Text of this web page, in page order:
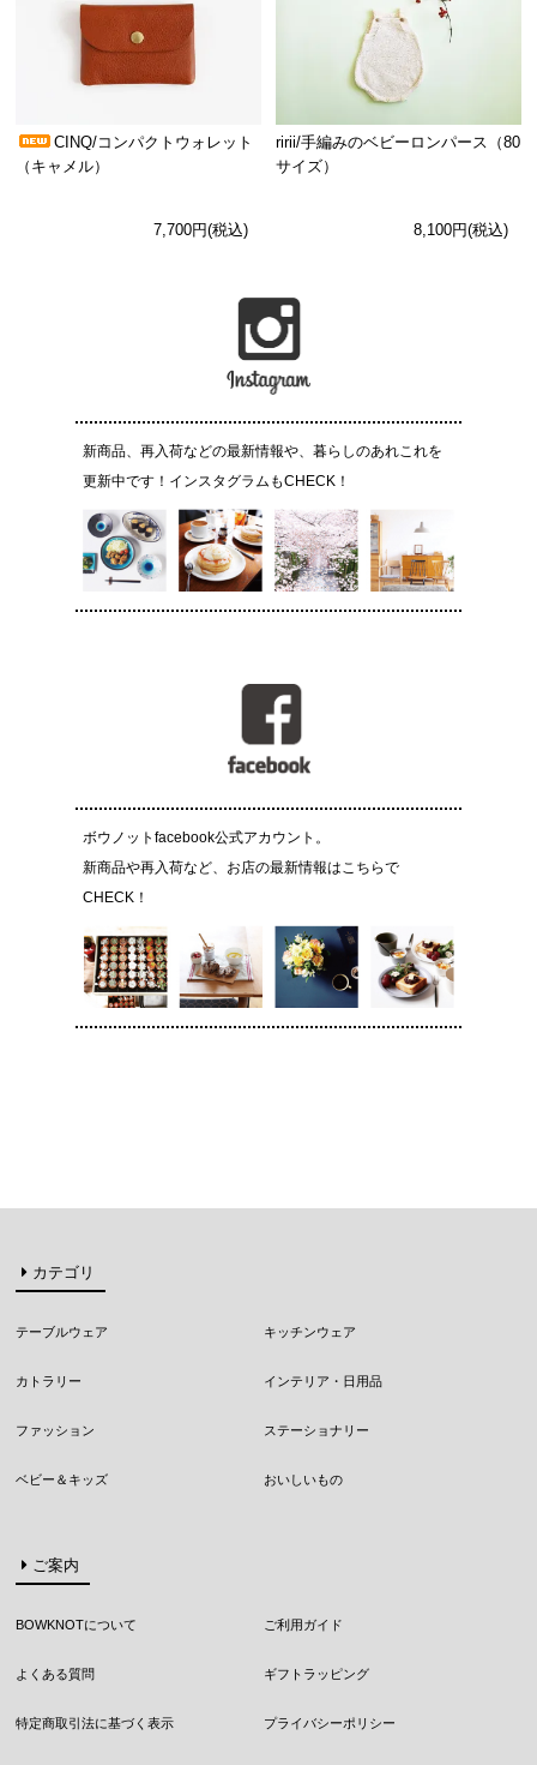
CINQ/コンパクトウォレット
（キャメル）
7,700円(税込)
ririi/手編みのベビーロンパース（80
サイズ）
8,100円(税込)
新商品、再入荷などの最新情報や、暮らしのあれこれを
更新中です！インスタグラムもCHECK！
ボウノットfacebook公式アカウント。
新商品や再入荷など、お店の最新情報はこちらで
CHECK！
カテゴリ
テーブルウェア キッチンウェア
カトラリー インテリア・日用品
ファッション ステーショナリー
ベビー＆キッズ おいしいもの
ご案内
BOWKNOTについて ご利用ガイド
よくある質問 ギフトラッピング
特定商取引法に基づく表示 プライバシーポリシー